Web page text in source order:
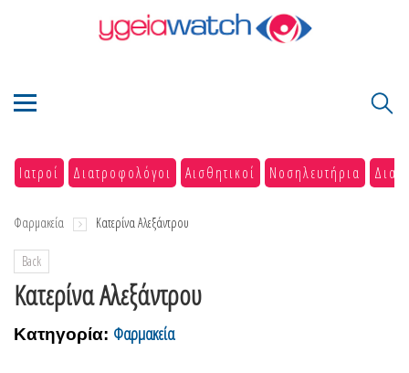
Ιατροί Διατροφολόγοι Αισθητικοί Νοσηλευτήρια
Φαρμακεία Κατερίνα Αλεξάντρου
Back
Κατερίνα Αλεξάντρου
Κατηγορία: Φαρμακεία